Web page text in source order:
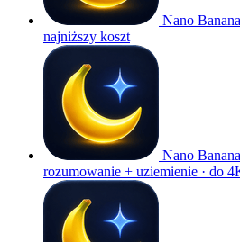
Nano Banana
najniższy koszt
Nano
rozumowanie + uziemienie · do